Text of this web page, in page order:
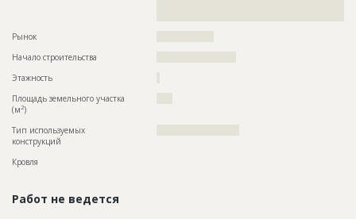
Рынок
Начало строительства
Этажность
Площадь земельного участка
(м2)
Тип используемых
конструкций
Кровля
Работ не ведется